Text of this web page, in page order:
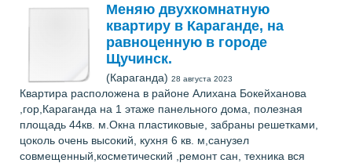
Меняю двухкомнатную
квартиру в Караганде, на
равноценную в городе
Щучинск.
(Караганда) 28 августа 2023
Квартира расположена в районе Алихана Бокейханова
,гор,Караганда на 1 этаже панельного дома, полезная
площадь 44кв. м.Окна пластиковые, забраны решетками,
цоколь очень высокий, кухня 6 кв. м,санузел
совмещенный,косметический ,ремонт сан, техника вся